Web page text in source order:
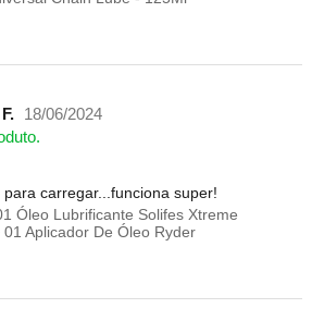
18/06/2024
carregar...funciona super!
Óleo Lubrificante Solifes Xtreme
Aplicador De Óleo Ryder